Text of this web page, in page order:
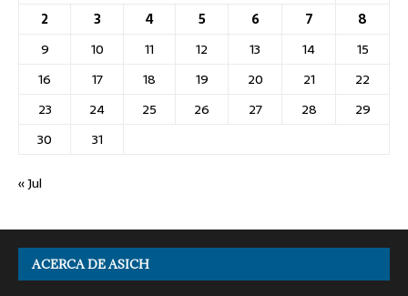
2
3 4 5 6 7
8
9
10 11 12 13 14
15
16
17 18 19 20 21
22
23
24 25 26 27 28
29
30
31
« Jul
ACERCA DE ASICH